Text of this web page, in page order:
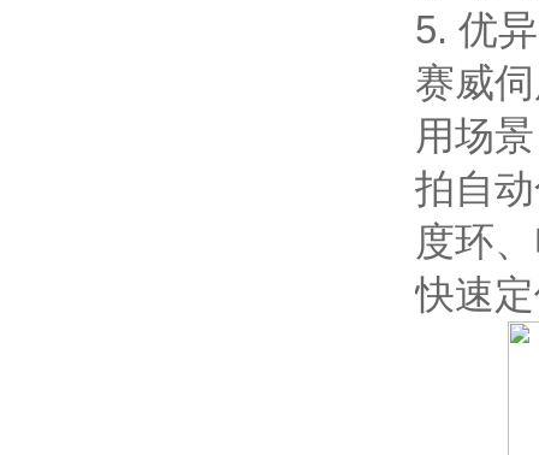
5. 优
赛威
用场
拍自
度环
快速